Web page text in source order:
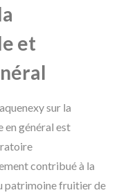
et
sur la
en général est
contribué à la
patrimoine fruitier de